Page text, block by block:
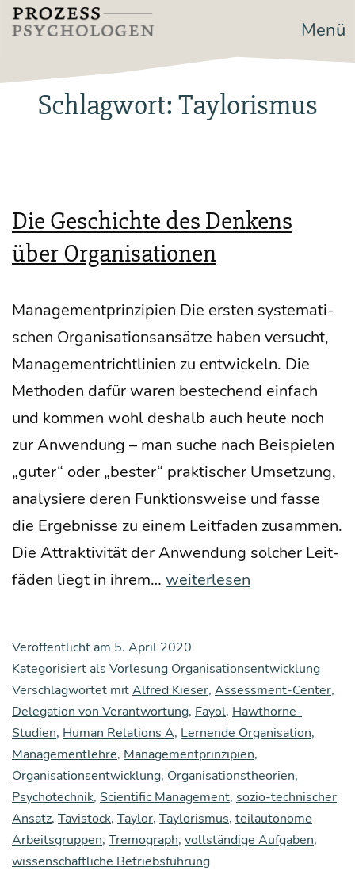
Zum
Inhalt
Prozesspsychologen Menü
Schlagwort: Taylorismus
Die Geschichte des Denkens
über Organisationen
Manage­ment­prin­zi­pi­en Die ers­ten sys­te­ma­ti­
schen Orga­ni­sa­ti­ons­an­sät­ze haben ver­sucht,
Manage­men­t­richt­li­ni­en zu ent­wi­ckeln. Die
Metho­den dafür waren bestechend ein­fach
und kom­men wohl des­halb auch heu­te noch
zur Anwen­dung – man suche nach Bei­spie­len
„guter“ oder „bes­ter“ prak­ti­scher Umset­zung,
ana­ly­sie­re deren Funk­ti­ons­wei­se und fas­se
die Ergeb­nis­se zu einem Leit­fa­den zusam­men.
Die Attrak­ti­vi­tät der Anwen­dung sol­cher Leit­
fä­den liegt in ihrem… Die
des
Den­
kens
über
Orga­
ni­
sa­
tio­
weiterlesen
Veröffentlicht am 5. April 2020
Kategorisiert als Vorlesung Organisationsentwicklung
Verschlagwortet mitAlfred Kieser, Assessment-Center,
Delegation von Verantwortung, Fayol, Hawthorne-
Studien, Human Relations A, Lernende Organisation,
Managementlehre, Managementprinzipien,
Organisationsentwicklung, Organisationstheorien,
Psychotechnik, Scientific Management, sozio-technischer
Ansatz, Tavistock, Taylor, Taylorismus, teilautonome
Arbeitsgruppen, Tremograph, vollständige Aufgaben,
wissenschaftliche Betriebsführung